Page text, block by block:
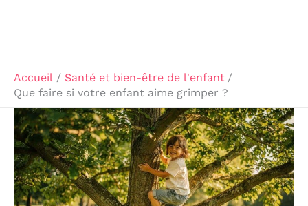
Accueil
Santé et bien-être de l'enfant
Que faire si votre enfant aime grimper ?